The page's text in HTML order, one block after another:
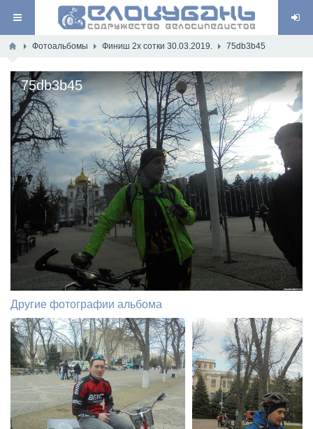
Фотоальбомы Финиш 2х сотки 30.03.2019. 75db3b45
75db3b45
Другие фотографии альбома